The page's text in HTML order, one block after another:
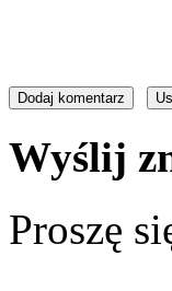
Wyślij
Proszę